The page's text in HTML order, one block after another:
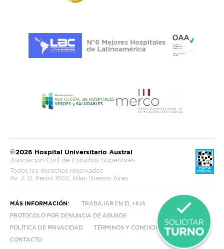
©2026 Hospital Universitario Austral
Asociación Civil de Estudios Superiores
Todos los derechos reservados
Av. J. D. Perón 1500, Pilar, Buenos Aires
MÁS INFORMACIÓN: TRABAJAR EN EL HUA
PROTOCOLO POR DENUNCIA DE ABUSOS
POLÍTICA DE PRIVACIDAD TÉRMINOS Y CONDICIONES
CONTACTO